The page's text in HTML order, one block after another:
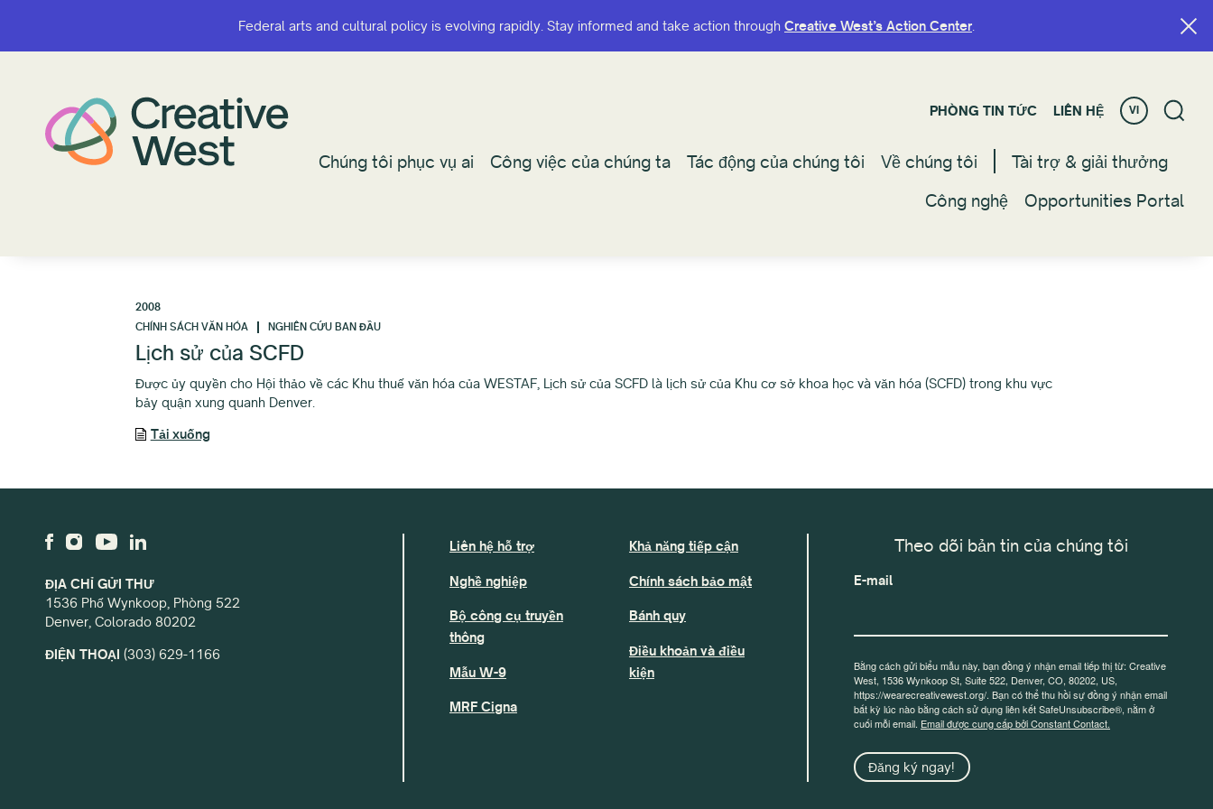
Federal arts and cultural policy is evolving rapidly. Stay informed and take action through Creative West’s Action Center.
PHÒNG TIN TỨC LIÊN HỆ VI
Chúng tôi phục vụ ai Công việc của chúng ta Tác động của chúng tôi Về chúng tôi
Tài trợ & giải thưởng
Công nghệ
Opportunities Portal
Federal arts and cultural policy is evolving rapidly. Stay informed and take action through Creative West’s Action Center.
PHÒNG TIN TỨC LIÊN HỆ VI
Chúng tôi phục vụ ai Công việc của chúng ta Tác động của chúng tôi Về chúng tôi
Tài trợ & giải thưởng
Công nghệ
Opportunities Portal
2008
CHÍNH SÁCH VĂN HÓA
NGHIÊN CỨU BAN ĐẦU
Lịch sử của SCFD
Được ủy quyền cho Hội thảo về các Khu thuế văn hóa của WESTAF, Lịch sử của SCFD là lịch sử của Khu cơ sở khoa học và văn hóa (SCFD) trong khu vực
bảy quận xung quanh Denver.
Tải xuống
ĐỊA CHỈ GỬI THƯ
1536 Phố Wynkoop, Phòng 522
Denver, Colorado 80202
ĐIỆN THOẠI (303) 629-1166
Liên hệ hỗ trợ
Nghề nghiệp
Bộ công cụ truyền
thông
Mẫu W-9
MRF Cigna
Khả năng tiếp cận
Chính sách bảo mật
Bánh quy
Điều khoản và điều
kiện
Theo dõi bản tin của chúng tôi
E-mail
Bằng cách gửi biểu mẫu này, bạn đồng ý nhận email tiếp thị từ: Creative
West, 1536 Wynkoop St, Suite 522, Denver, CO, 80202, US,
https://wearecreativewest.org/. Bạn có thể thu hồi sự đồng ý nhận email
bất kỳ lúc nào bằng cách sử dụng liên kết SafeUnsubscribe®, nằm ở
cuối mỗi email. Email được cung cấp bởi Constant Contact.
Đăng ký ngay!